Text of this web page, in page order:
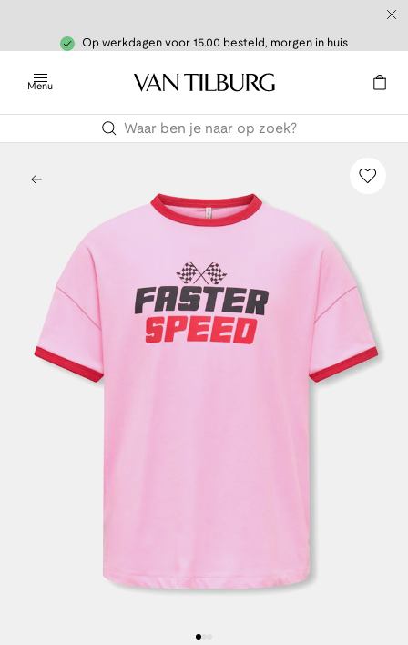
Op werkdagen voor 15.00 besteld, morgen in huis
Menu